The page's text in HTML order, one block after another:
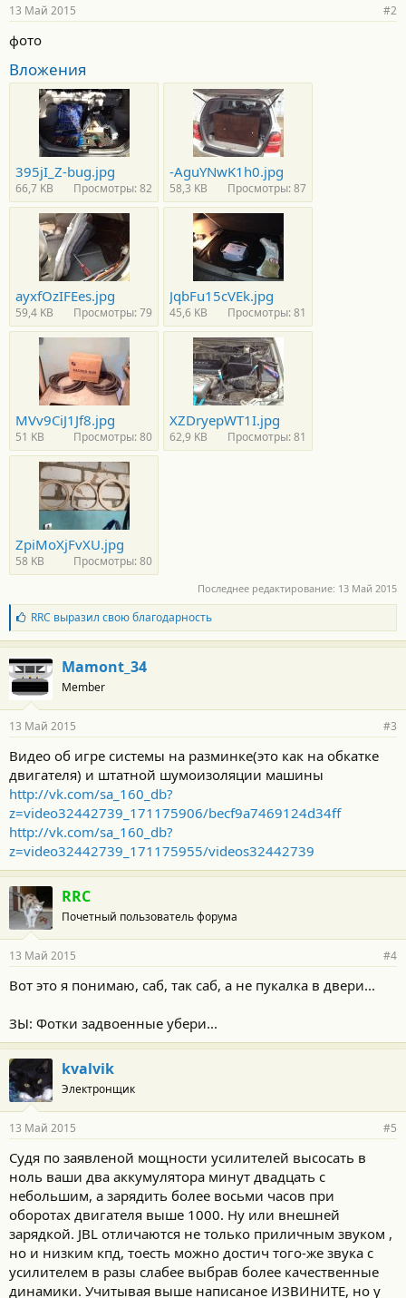
13 Май 2015 #2
фото
Вложения
395jI_Z-bug.jpg
66,7 KB Просмотры: 82
-AguYNwK1h0.jpg
58,3 KB Просмотры: 87
ayxfOzIFEes.jpg
59,4 KB Просмотры: 79
JqbFu15cVEk.jpg
45,6 KB Просмотры: 81
MVv9CiJ1Jf8.jpg
51 KB Просмотры: 80
XZDryepWT1I.jpg
62,9 KB Просмотры: 81
ZpiMoXjFvXU.jpg
58 KB Просмотры: 80
Последнее редактирование: 13 Май 2015
Б
л
а
г
о
д
а
н
с
т
и
:
RRC выразил свою благодарность
Mamont_34
Member
13 Май 2015 #3
Видео об игре системы на разминке(это как на обкатке
двигателя) и штатной шумоизоляции машины
http://vk.com/sa_160_db?
z=video32442739_171175906/becf9a7469124d34ff
http://vk.com/sa_160_db?
z=video32442739_171175955/videos32442739
RRC
Почетный пользователь форума
13 Май 2015 #4
Вот это я понимаю, саб, так саб, а не пукалка в двери...
ЗЫ: Фотки задвоенные убери...
kvalvik
Электронщик
13 Май 2015 #5
Судя по заявленой мощности усилителей высосать в
ноль ваши два аккумулятора минут двадцать с
небольшим, а зарядить более восьми часов при
оборотах двигателя выше 1000. Ну или внешней
зарядкой. JBL отличаются не только приличным звуком ,
но и низким кпд, тоесть можно достич того-же звука с
усилителем в разы слабее выбрав более качественные
динамики. Учитывая выше написаное ИЗВИНИТЕ, но у